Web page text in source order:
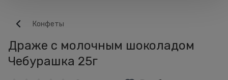
Конфеты
Драже с молочным шоколадом
Чебурашка 25г